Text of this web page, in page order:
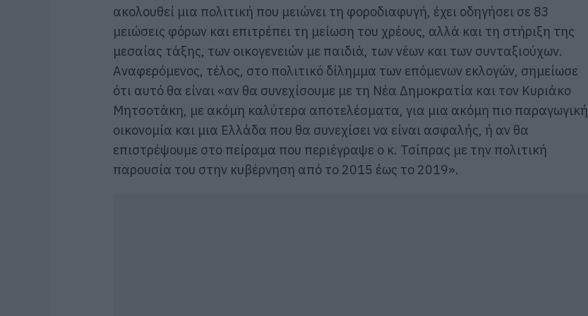
ακολουθεί μια πολιτική που μειώνει τη φοροδιαφυγή, έχει οδηγήσει σε 83
μειώσεις φόρων και επιτρέπει τη μείωση του χρέους, αλλά και τη στήριξη της
μεσαίας τάξης, των οικογενειών με παιδιά, των νέων και των συνταξιούχων.
Αναφερόμενος, τέλος, στο πολιτικό δίλημμα των επόμενων εκλογών, σημείωσε
ότι αυτό θα είναι «αν θα συνεχίσουμε με τη Νέα Δημοκρατία και τον Κυριάκο
Μητσοτάκη, με ακόμη καλύτερα αποτελέσματα, για μια ακόμη πιο παραγωγική
οικονομία και μια Ελλάδα που θα συνεχίσει να είναι ασφαλής, ή αν θα
επιστρέψουμε στο πείραμα που περιέγραψε ο κ. Τσίπρας με την πολιτική
παρουσία του στην κυβέρνηση από το 2015 έως το 2019».